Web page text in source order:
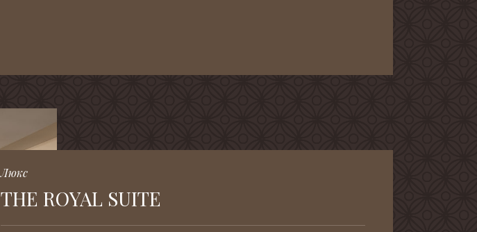
Люкс
THE ROYAL SUITE